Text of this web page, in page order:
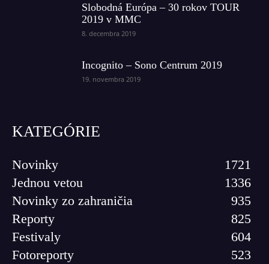
Slobodná Európa – 30 rokov TOUR
2019 v MMC
8. decembra 2019
Incognito – Sono Centrum 2019
19. novembra 2019
KATEGÓRIE
Novinky
1721
Jednou vetou
1336
Novinky zo zahraničia
935
Reporty
825
Festivaly
604
Fotoreporty
523